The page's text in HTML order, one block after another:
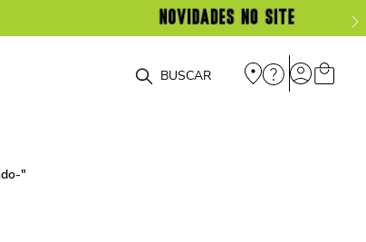
que você está procurando?
"